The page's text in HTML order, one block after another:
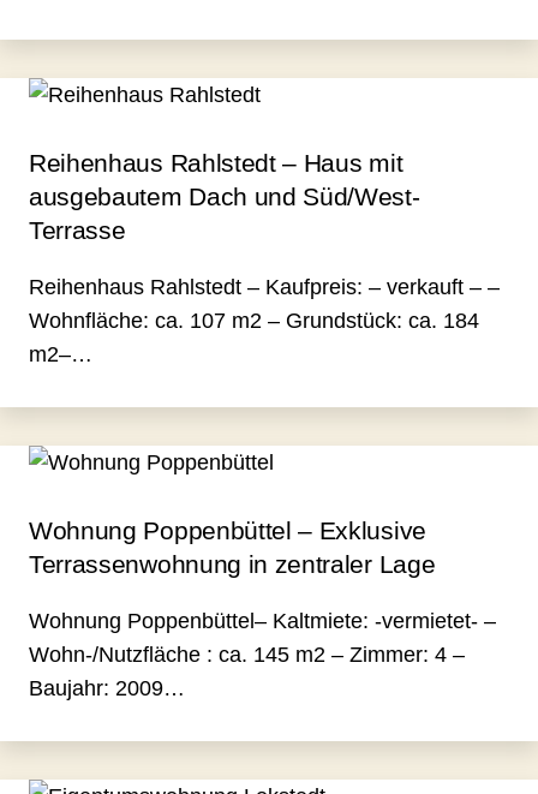
Reihenhaus Rahlstedt – Haus mit
ausgebautem Dach und Süd/West-
Terrasse
Reihenhaus Rahlstedt – Kaufpreis: – verkauft – –
Wohnfläche: ca. 107 m2 – Grundstück: ca. 184
m2–…
Wohnung Poppenbüttel – Exklusive
Terrassenwohnung in zentraler Lage
Wohnung Poppenbüttel– Kaltmiete: -vermietet- –
Wohn-/Nutzfläche : ca. 145 m2 – Zimmer: 4 –
Baujahr: 2009…